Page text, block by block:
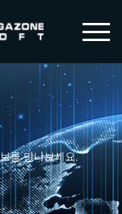
를 만나보세요.